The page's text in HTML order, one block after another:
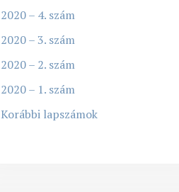
2020 – 4. szám
2020 – 3. szám
2020 – 2. szám
2020 – 1. szám
Korábbi lapszámok